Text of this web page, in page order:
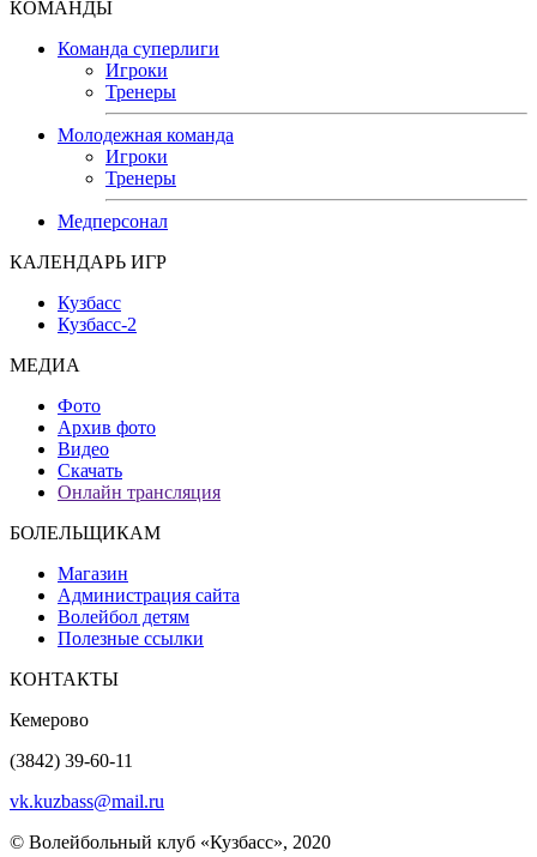
КОМАНДЫ
Команда суперлиги
Игроки
Тренеры
Молодежная команда
Игроки
Тренеры
Медперсонал
КАЛЕНДАРЬ ИГР
Кузбасс
Кузбасс-2
МЕДИА
Фото
Архив фото
Видео
Скачать
Онлайн трансляция
БОЛЕЛЬЩИКАМ
Магазин
Администрация сайта
Волейбол детям
Полезные ссылки
КОНТАКТЫ
Кемерово
(3842) 39-60-11
vk.kuzbass@mail.ru
© Волейбольный клуб «Кузбасс», 2020